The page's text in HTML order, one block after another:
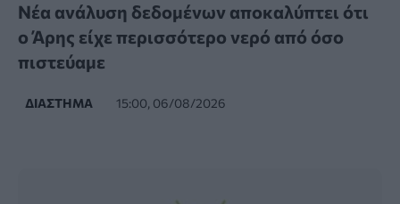
Νέα ανάλυση δεδομένων αποκαλύπτει ότι
ο Άρης είχε περισσότερο νερό από όσο
πιστεύαμε
ΔΙΆΣΤΗΜΑ 15:00, 06/08/2026